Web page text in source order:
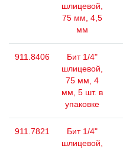
шлицевой,
75 мм, 4,5
мм
911.8406
Бит 1/4"
шлицевой,
75 мм, 4
мм, 5 шт. в
упаковке
911.7821
Бит 1/4"
шлицевой,